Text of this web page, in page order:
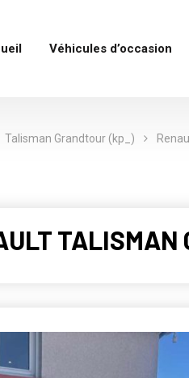
Véhicules d’occasion
Talisman Grandtour (kp_)